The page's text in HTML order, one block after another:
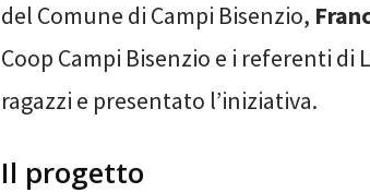
del Comune di Campi Bisenzio,
Coop Campi Bisenzio e i referenti
ragazzi e presentato l’iniziativa.
Il progetto